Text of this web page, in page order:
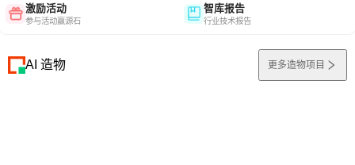
激励活动
参与活动赢源石
智库报告
行业技术报告
AI 造物 更多造物项目